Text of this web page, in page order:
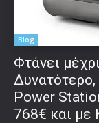
Blog
Φτάνει
Power
768€ και με